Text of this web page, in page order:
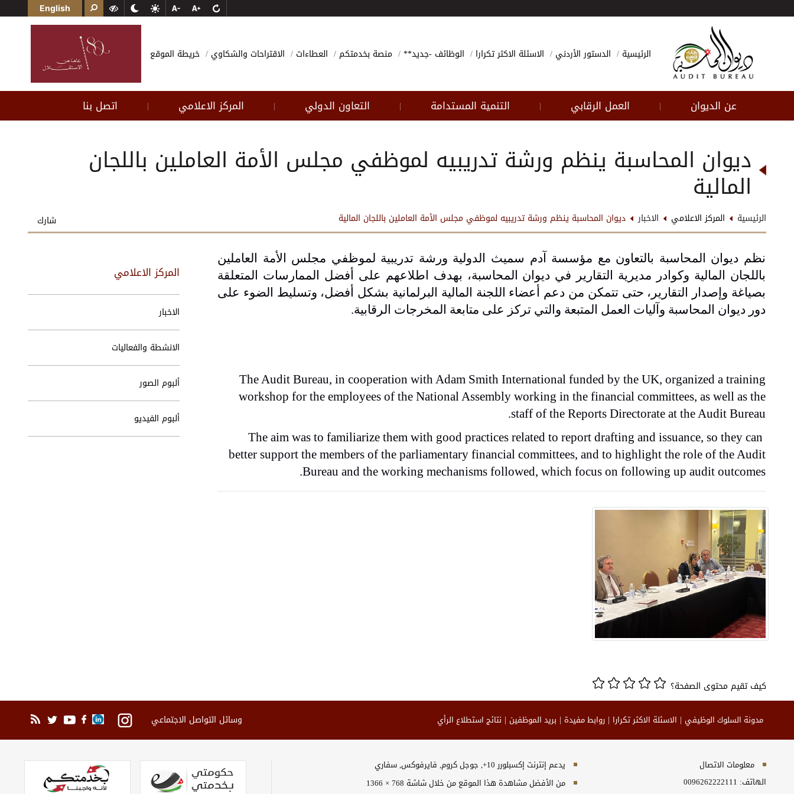
English
الرئيسية الدستور الأردني الاسئلة الاكثر تكرارا الوظائف -جديد** منصة بخدمتكم العطاءات الاقتراحات والشكاوي خريطة الموقع
عن الديوان | العمل الرقابي | التنمية المستدامة | التعاون الدولي | المركز الاعلامي | اتصل بنا
ديوان المحاسبة ينظم ورشة تدريبيه لموظفي مجلس الأمة العاملين باللجان
المالية
الرئيسية المركز الاعلامي الاخبار ديوان المحاسبة ينظم ورشة تدريبيه لموظفي مجلس الأمة العاملين باللجان المالية شارك
نظم ديوان المحاسبة بالتعاون مع مؤسسة آدم سميث الدولية ورشة تدريبية لموظفي مجلس الأمة العاملين
باللجان المالية وكوادر مديرية التقارير في ديوان المحاسبة، بهدف اطلاعهم على أفضل الممارسات المتعلقة
بصياغة وإصدار التقارير، حتى تتمكن من دعم أعضاء اللجنة المالية البرلمانية بشكل أفضل، وتسليط الضوء على
دور ديوان المحاسبة وآليات العمل المتبعة والتي تركز على متابعة المخرجات الرقابية.
The Audit Bureau, in cooperation with Adam Smith International funded by the UK, organized a training
workshop for the employees of the National Assembly working in the financial committees, as well as the
staff of the Reports Directorate at the Audit Bureau.
The aim was to familiarize them with good practices related to report drafting and issuance, so they can
better support the members of the parliamentary financial committees, and to highlight the role of the Audit
Bureau and the working mechanisms followed, which focus on following up audit outcomes.
المركز الاعلامي
الاخبار
الانشطة والفعاليات
ألبوم الصور
ألبوم الفيديو
كيف تقيم محتوى الصفحة؟
مدونة السلوك الوظيفي الاسئلة الاكثر تكرارا روابط مفيدة بريد الموظفين نتائج استطلاع الرأي وسائل التواصل الاجتماعي
معلومات الاتصال
الهاتف: 0096262222111
يدعم إنترنت إكسبلورر 10+, جوجل كروم, فايرفوكس, سفاري
من الأفضل مشاهدة هذا الموقع من خلال شاشة 768 × 1366